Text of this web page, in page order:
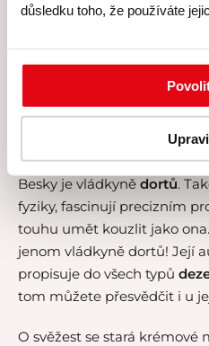
důsledku toho, že používáte
Jarní malovaná
fenomenální Besky
Besky je vládkyně dortů.
fyziky, fascinují precizním
touhu umět kouzlit jako
jenom vládkyně dortů! Její
propisuje do všech typů
tom můžete přesvědčit i u
O svěžest se stará krémové